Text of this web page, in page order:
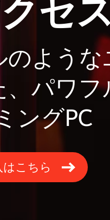
セス
よう
パワ
ングPC
はこちら